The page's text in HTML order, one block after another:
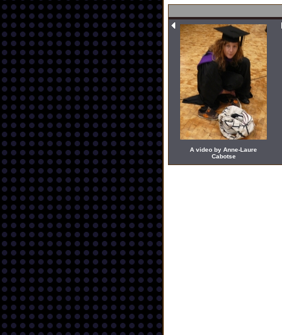
A video by Anne-Laure
Cabotse